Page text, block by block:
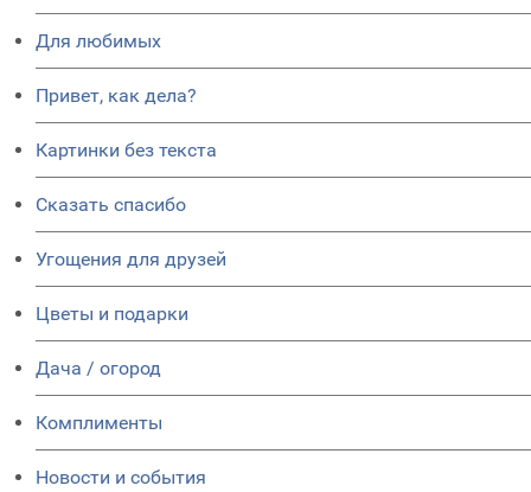
Для любимых
Привет, как дела?
Картинки без текста
Сказать спасибо
Угощения для друзей
Цветы и подарки
Дача / огород
Комплименты
Новости и события